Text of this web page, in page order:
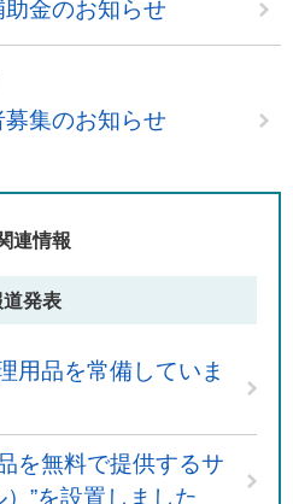
金のお知らせ
集のお知らせ
連情報
道発表
用品を常備していま
を無料で提供するサ
”を設置しました